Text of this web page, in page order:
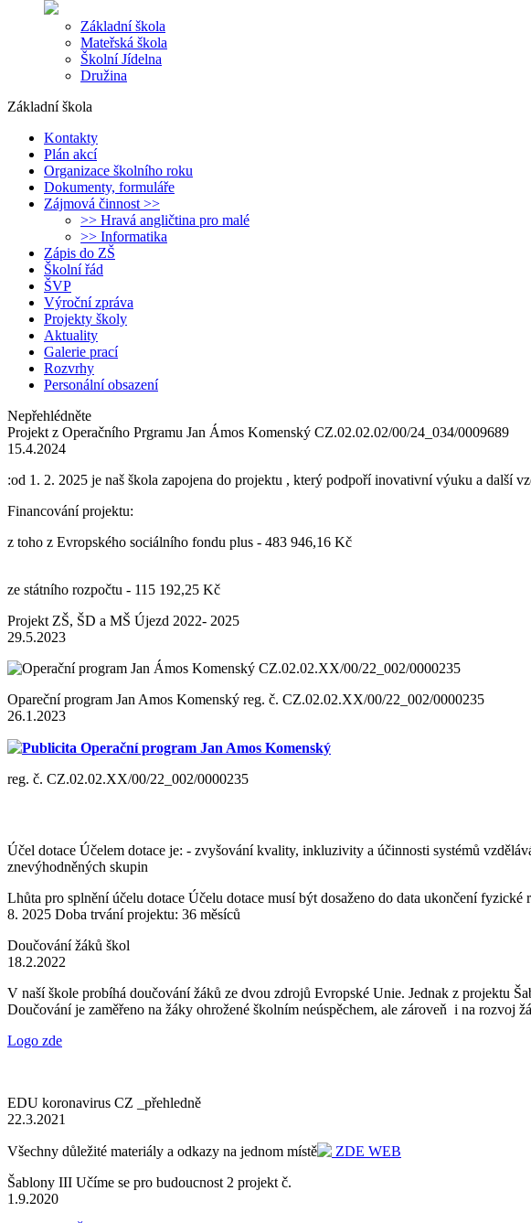
Základní škola
Mateřská škola
Školní Jídelna
Družina
Základní škola
Kontakty
Plán akcí
Organizace školního roku
Dokumenty, formuláře
Zájmová činnost >>
>> Hravá angličtina pro malé
>> Informatika
Zápis do ZŠ
Školní řád
ŠVP
Výroční zpráva
Projekty školy
Aktuality
Galerie prací
Rozvrhy
Personální obsazení
Nepřehlédněte
Projekt z Operačního Prgramu Jan Ámos Komenský CZ.02.02.02/00/24_034/0009689
15.4.2024
:od 1. 2. 2025 je naš škola zapojena do projektu , který podpoří inovativní výuku a další
Financování projektu:
z toho z Evropského sociálního fondu plus - 483 946,16 Kč
ze státního rozpočtu - 115 192,25 Kč
Projekt ZŠ, ŠD a MŠ Újezd 2022- 2025
29.5.2023
Opareční program Jan Amos Komenský reg. č. CZ.02.02.XX/00/22_002/0000235
26.1.2023
Publicita Operační program Jan Amos Komenský
reg. č. CZ.02.02.XX/00/22_002/0000235
Účel dotace Účelem dotace je: - zvyšování kvality, inkluzivity a účinnosti systémů
znevýhodněných skupin
Lhůta pro splnění účelu dotace Účelu dotace musí být dosaženo do data ukončení
8. 2025 Doba trvání projektu: 36 měsíců
Doučování žáků škol
18.2.2022
V naší škole probíhá doučování žáků ze dvou zdrojů Evropské Unie. Jednak z projektu
Doučování je zaměřeno na žáky ohrožené školním neúspěchem, ale zároveň i na rozvoj
Logo zde
EDU koronavirus CZ _přehledně
22.3.2021
Všechny důležité materiály a odkazy na jednom místě
ZDE WEB
Šablony III Učíme se pro budoucnost 2 projekt č.
1.9.2020